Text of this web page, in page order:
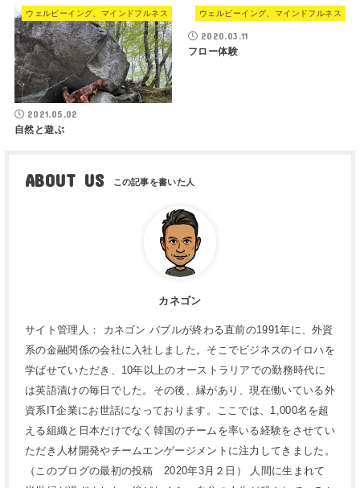
ウェルビーイング、マインドフルネス
2021.05.02
自然と遊ぶ
ウェルビーイング、マインドフルネス
2020.03.11
フロー体験
ABOUT US
カネゴン
サイト管理人： カネゴン バブルが終わる直前の1991年に、外資
系の金融関係の会社に入社しました。そこでビジネスのイロハを
学ばせていただき、10年以上のオーストラリアでの勤務時代に
は英語漬けの毎日でした。その後、縁があり、現在働いている外
資系IT企業にお世話になっております。ここでは、1,000名を超
える組織と日本だけでなく韓国のチームを率いる経験をさせてい
ただき人材開発やチームエンゲージメントに注力してきました。
（このブログの最初の投稿 2020年3月２日） 人間に生まれて